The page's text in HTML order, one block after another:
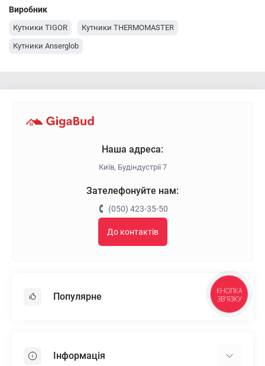
Виробник
Кутники TIGOR Кутники THERMOMASTER
Кутники Anserglob
Наша адреса:
Київ, Будіндустрії 7
Зателефонуйте нам:
(050) 423-35-50
До контактів
Популярне
Пінопласт
Інформація
КНОПКА
ЗВ'ЯЗКУ